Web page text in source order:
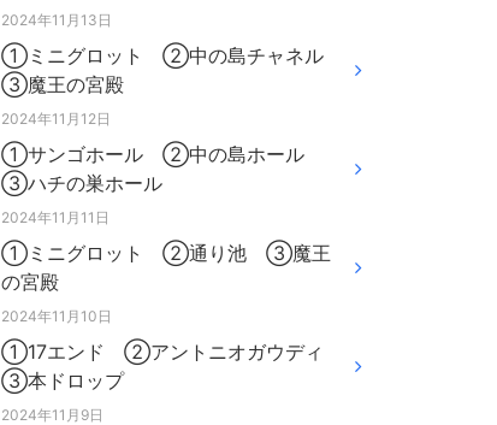
2024年11月13日
①ミニグロット ②中の島チャネル
③魔王の宮殿
2024年11月12日
①サンゴホール ②中の島ホール
③ハチの巣ホール
2024年11月11日
①ミニグロット ②通り池 ③魔王
の宮殿
2024年11月10日
①17エンド ②アントニオガウディ
③本ドロップ
2024年11月9日